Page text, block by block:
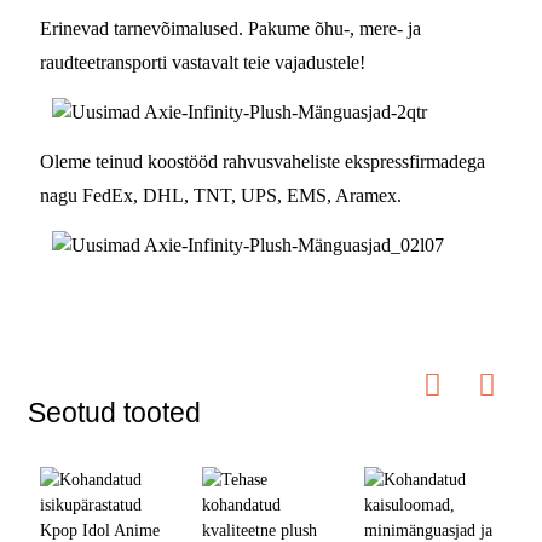
Erinevad tarnevõimalused. Pakume õhu-, mere- ja
raudteetransporti vastavalt teie vajadustele!
Oleme teinud koostööd rahvusvaheliste ekspressfirmadega
nagu FedEx, DHL, TNT, UPS, EMS, Aramex.
Seotud tooted